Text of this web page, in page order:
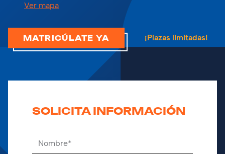
Ver mapa
LOGÍSTICA, OPERACIONES AUXILIARES Y GESTION DE
MATRICÚLATE YA ¡Plazas limitadas!
SOLICITA INFORMACIÓN
Por favor, deja este campo vacío.